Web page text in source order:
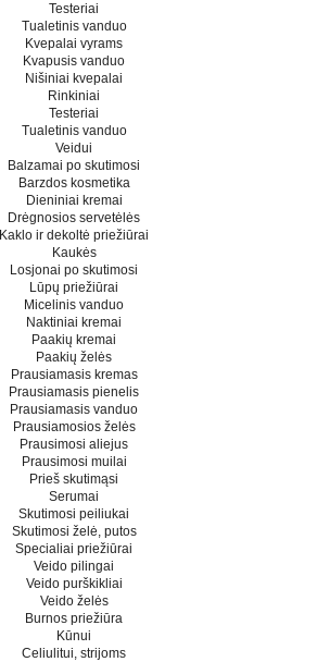
Testeriai
Tualetinis vanduo
Kvepalai vyrams
Kvapusis vanduo
Nišiniai kvepalai
Rinkiniai
Testeriai
Tualetinis vanduo
Veidui
Balzamai po skutimosi
Barzdos kosmetika
Dieniniai kremai
Drėgnosios servetėlės
Kaklo ir dekoltė priežiūrai
Kaukės
Losjonai po skutimosi
Lūpų priežiūrai
Micelinis vanduo
Naktiniai kremai
Paakių kremai
Paakių želės
Prausiamasis kremas
Prausiamasis pienelis
Prausiamasis vanduo
Prausiamosios želės
Prausimosi aliejus
Prausimosi muilai
Prieš skutimąsi
Serumai
Skutimosi peiliukai
Skutimosi želė, putos
Specialiai priežiūrai
Veido pilingai
Veido purškikliai
Veido želės
Burnos priežiūra
Kūnui
Celiulitui, strijoms